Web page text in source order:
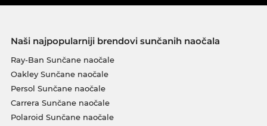
Naši najpopularniji brendovi sunčanih naočala
Ray-Ban Sunčane naočale
Oakley Sunčane naočale
Persol Sunčane naočale
Carrera Sunčane naočale
Polaroid Sunčane naočale